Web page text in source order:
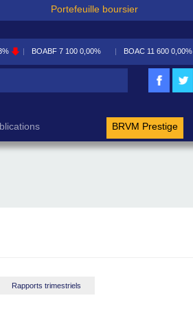
Portefeuille boursier
BOABF 7 100 0,00% BOAC 11 600 0,00%
BRVM Prestige
Rapports trimestriels